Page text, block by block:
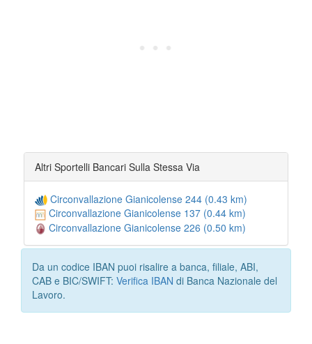
Altri Sportelli Bancari Sulla Stessa Via
Circonvallazione Gianicolense 244 (0.43 km)
Circonvallazione Gianicolense 137 (0.44 km)
Circonvallazione Gianicolense 226 (0.50 km)
Da un codice IBAN puoi risalire a banca, filiale, ABI,
CAB e BIC/SWIFT: Verifica IBAN di Banca Nazionale del
Lavoro.